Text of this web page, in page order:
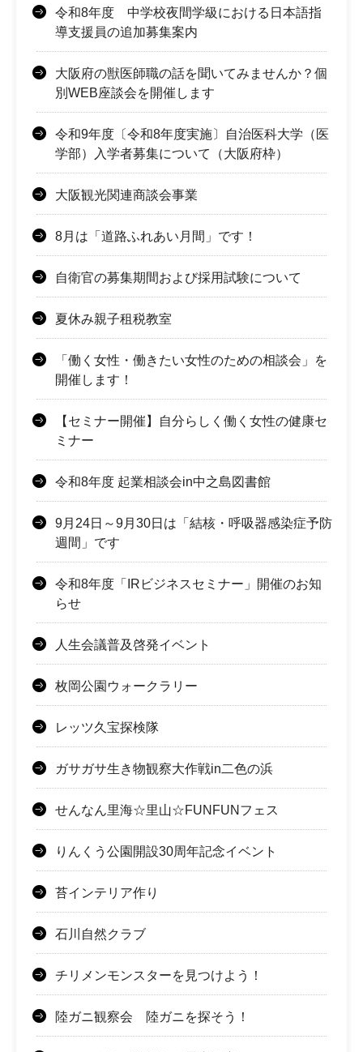
令和8年度 中学校夜間学級における日本語指
導支援員の追加募集案内
大阪府の獣医師職の話を聞いてみませんか？個
別WEB座談会を開催します
令和9年度〔令和8年度実施〕自治医科大学（医
学部）入学者募集について（大阪府枠）
大阪観光関連商談会事業
8月は「道路ふれあい月間」です！
自衛官の募集期間および採用試験について
夏休み親子租税教室
「働く女性・働きたい女性のための相談会」を
開催します！
【セミナー開催】自分らしく働く女性の健康セ
ミナー
令和8年度 起業相談会in中之島図書館
9月24日～9月30日は「結核・呼吸器感染症予防
週間」です
令和8年度「IRビジネスセミナー」開催のお知
らせ
人生会議普及啓発イベント
枚岡公園ウォークラリー
レッツ久宝探検隊
ガサガサ生き物観察大作戦in二色の浜
せんなん里海☆里山☆FUNFUNフェス
りんくう公園開設30周年記念イベント
苔インテリア作り
石川自然クラブ
チリメンモンスターを見つけよう！
陸ガニ観察会 陸ガニを探そう！